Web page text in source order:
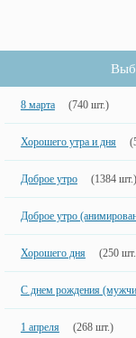
8 марта (740 шт.)
Хорошего утра и дня
Доброе утро (1384 шт.)
Доброе утро
Хорошего дня (250
С днем рождения
1 апреля (268 шт.)